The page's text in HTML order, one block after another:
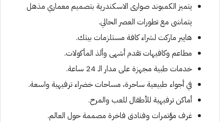
يتميز الكمبوند صوارى الاسكندرية بتصميم معماري مذهل
يتماشى مع تطورات العصر الحالي.
هايبر ماركت لشراء كافة مستلزمات بيتك.
مطاعم وكافيهات تقدم أشهى وألذ المأكولات.
خدمات طبية مجهزة على مدار الـ 24 ساعة.
في أجواء طبيعية ساحرة، مساحات خضراء ترفيهية واسعة.
أماكن ترفيهية للأطفال للعب والمرح.
غرف مؤتمرات وفنادق فاخرة مصممة حول العالم.